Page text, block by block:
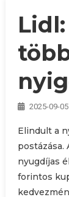
2025-09-05
Elindult a
postázása.
nyugdíjas
forintos